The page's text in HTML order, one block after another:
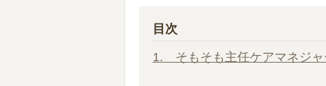
目次
1. そもそも主任ケアマネジャ